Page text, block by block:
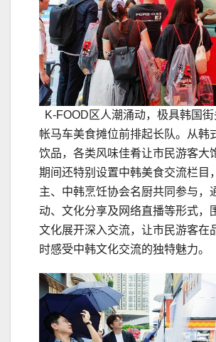
K-FOOD区人潮涌动，极具韩国
帐马车美食摊位前排起长队。从韩
饮品，各类风味佳肴让市民游客大
期间还特别设置中韩美食交流栏目
主、中韩烹饪协会名厨共同参与，
动、文化分享及网络直播等形式，
文化展开深入交流，让市民游客在
时感受中韩文化交流的独特魅力。